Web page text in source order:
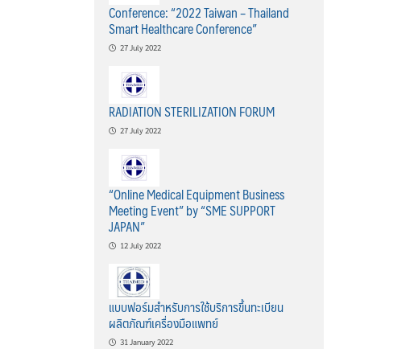
Conference: “2022 Taiwan – Thailand
Smart Healthcare Conference”
27 July 2022
RADIATION STERILIZATION FORUM
27 July 2022
“Online Medical Equipment Business
Meeting Event” by “SME SUPPORT
JAPAN”
12 July 2022
แบบฟอร์มสำหรับการใช้บริการขึ้นทะเบียน
ผลิตภัณฑ์เครื่องมือแพทย์
31 January 2022